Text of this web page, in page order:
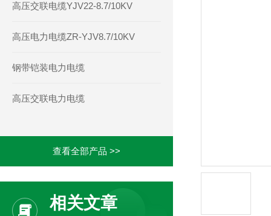
高压交联电缆YJV22-8.7/10KV
高压电力电缆ZR-YJV8.7/10KV
钢带铠装电力电缆
高压交联电力电缆
查看全部产品 >>
相关文章